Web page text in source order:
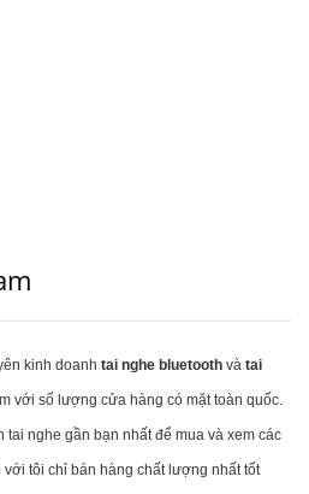
kinh doanh tai nghe bluetooth và tai
với số lượng cửa hàng có mặt toàn quốc.
tai nghe gần bạn nhất để mua và xem các
tôi chỉ bán hàng chất lượng nhất tốt